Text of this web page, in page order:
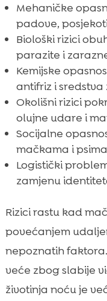
Mehaničke
padove,
Biološki rizici
parazite i
Kemijske
antifriz i sredstva
Okolišni rizici
olujne udare i
Socijalne
mačkama i
Logistički
zamjenu
Rizici rastu kad
povećanjem
nepoznatih
veće zbog slabije
životinja noću je